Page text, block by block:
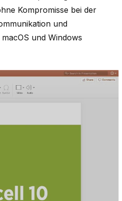
Kompromisse bei der
und
und Windows